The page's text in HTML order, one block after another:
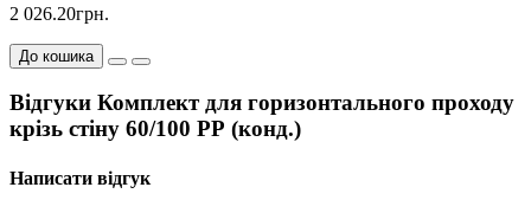
2 026.20грн.
До кошика
Відгуки Комплект для горизонтального проходу
крізь стіну 60/100 РР (конд.)
Написати відгук